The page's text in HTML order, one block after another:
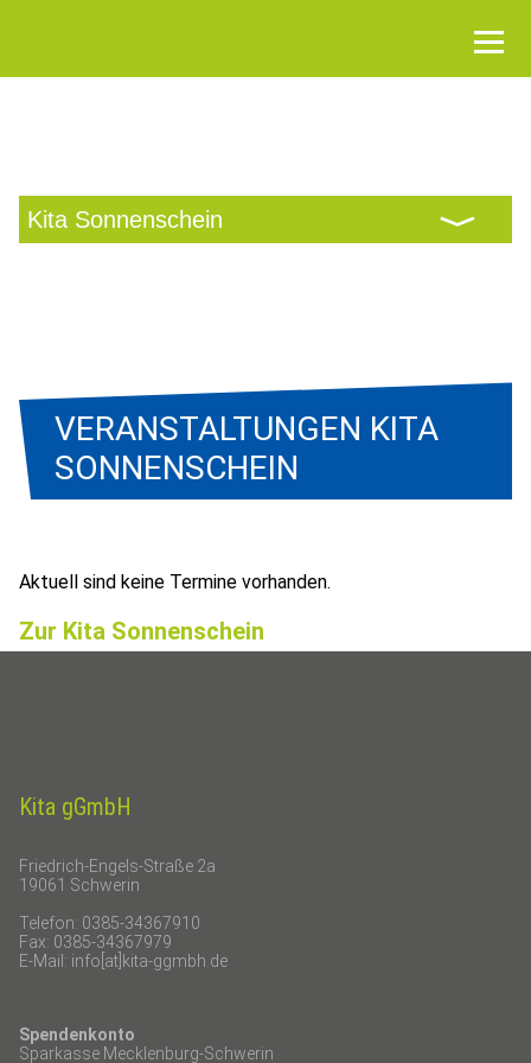
Navigation
überspringen
Navigation
VERANSTALTUNGEN KITA
SONNENSCHEIN
Aktuell sind keine Termine vorhanden.
Zur Kita Sonnenschein
Kita gGmbH
Friedrich-Engels-Straße 2a
19061 Schwerin
Telefon: 0385-34367910
Fax: 0385-34367979
E-Mail: info[at]kita-ggmbh.de
Spendenkonto
Sparkasse Mecklenburg-Schwerin